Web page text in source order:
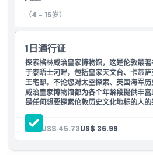
亮点
包含项
儿童成人政策
排除项
（4 - 15岁）
1日通行证
探索格林威治皇家博物馆，这是伦敦最
于泰晤士河畔，包括皇家天文台、卡蒂
王宅邸。不论您对太空探索、英国海军
威治皇家博物馆都为各个年龄段提供丰
是任何想要探索伦敦历史文化地标的人的
成人: US$ 45.73US$ 36.99